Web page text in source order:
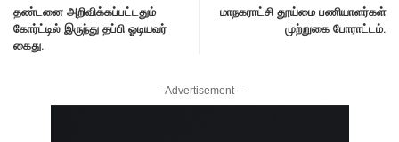
தண்டனை அறிவிக்கப்பட்டதும்
கோர்ட்டில் இருந்து தப்பி ஓடியவர்
கைது.
மாநகராட்சி தூய்மை பணியாளர்கள்
முற்றுகை போராட்டம்.
– Advertisement –